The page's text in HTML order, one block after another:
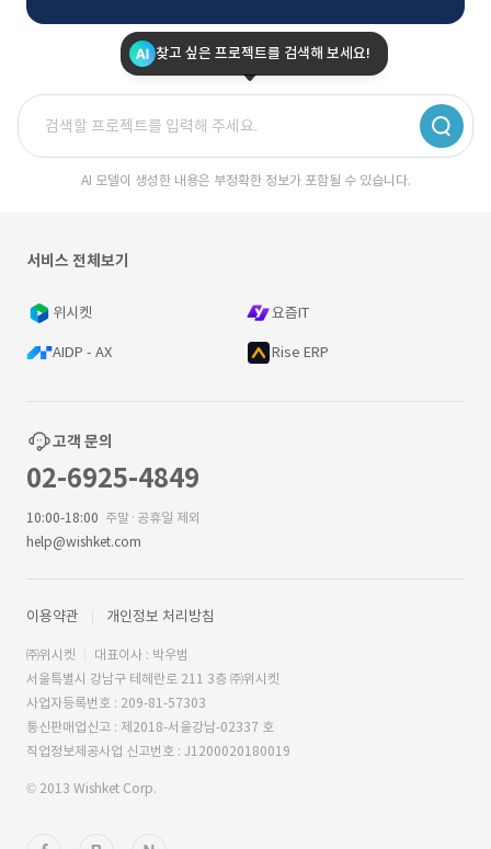
찾고 싶은 프로젝트를 검색해 보세요!
AI 모델이 생성한 내용은 부정확한 정보가 포함될 수 있습니다.
서비스 전체보기
위시켓 요즘IT
AIDP - AX Rise ERP
고객 문의
02-6925-4849
10:00-18:00 주말·공휴일 제외
help@wishket.com
이용약관 개인정보 처리방침
㈜위시켓
대표이사 : 박우범
서울특별시 강남구 테헤란로 211 3층 ㈜위시켓
사업자등록번호 : 209-81-57303
통신판매업신고 : 제2018-서울강남-02337 호
직업정보제공사업 신고번호 : J1200020180019
© 2013 Wishket Corp.